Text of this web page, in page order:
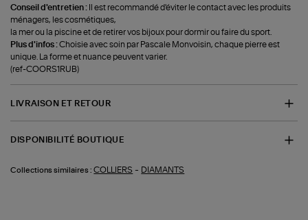
Conseil d'entretien :
Il est recommandé d'éviter le contact avec les produits
ménagers, les cosmétiques,
la mer ou la piscine et de retirer vos bijoux pour dormir ou faire du sport.
Plus d'infos :Choisie avec soin par Pascale Monvoisin, chaque pierre est
unique. La forme et nuance peuvent varier.
(ref-COORS1RUB)
LIVRAISON ET RETOUR
DISPONIBILITÉ BOUTIQUE
Collections similaires : COLLIERS - DIAMANTS